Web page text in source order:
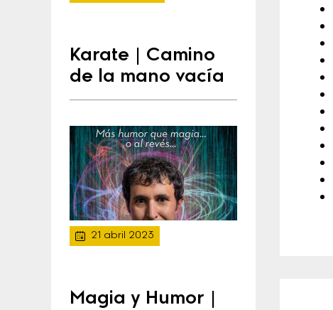
Karate | Camino
de la mano vacía
21 abril 2023
Magia y Humor |